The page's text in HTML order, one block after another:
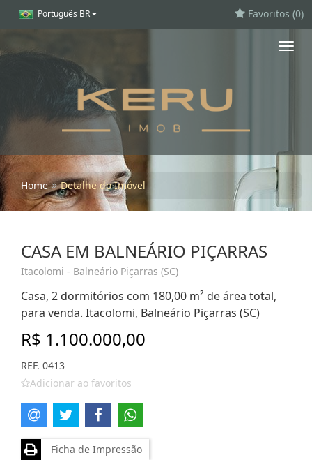
Português BR Favoritos (0)
Home Detalhe do Imóvel
CASA EM BALNEÁRIO PIÇARRAS
Itacolomi - Balneário Piçarras (SC)
Casa, 2 dormitórios com 180,00 m² de área total,
para venda. Itacolomi, Balneário Piçarras (SC)
R$ 1.100.000,00
REF. 0413
Adicionar ao favoritos
Ficha de Impressão